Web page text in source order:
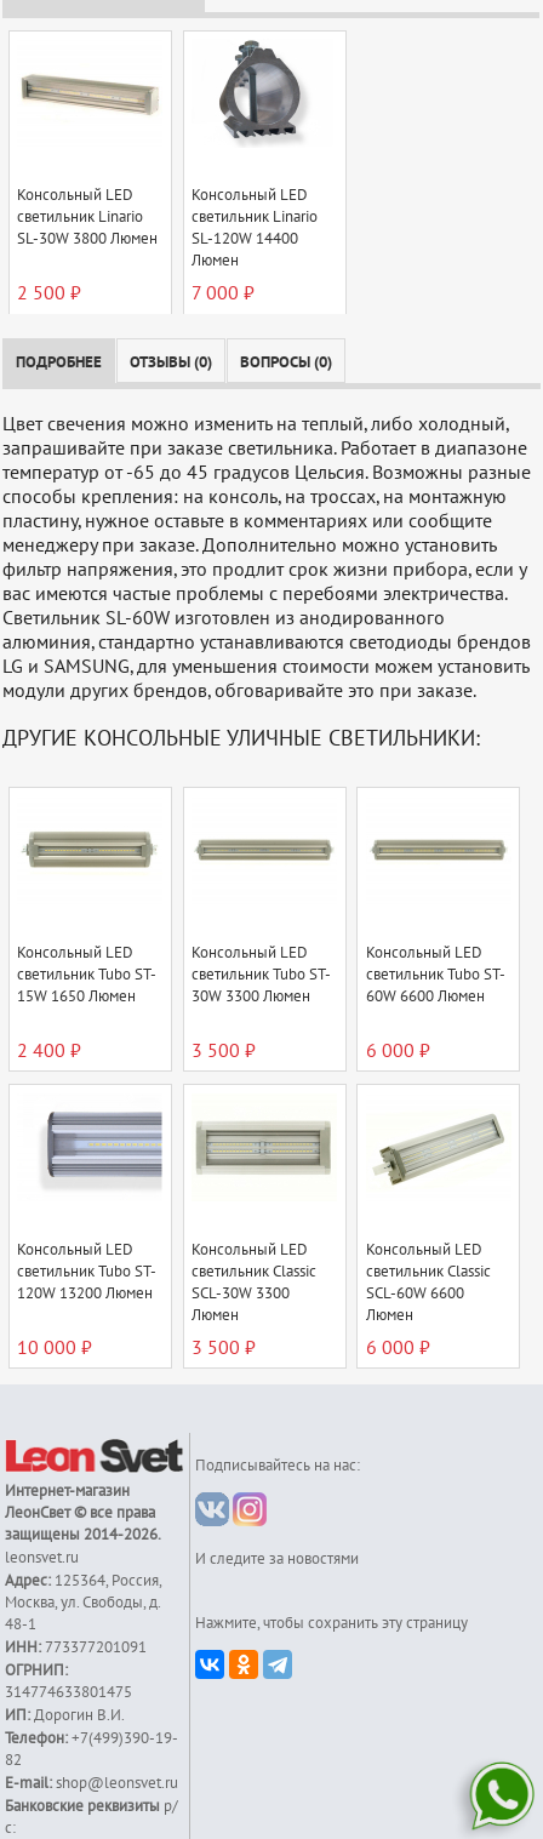
Консольный LED
светильник Linario
SL-30W 3800 Люмен
2 500 ₽
Консольный LED
светильник Linario
SL-120W 14400
Люмен
7 000 ₽
ПОДРОБНЕЕ ОТЗЫВЫ (0) ВОПРОСЫ (0)
Цвет свечения можно изменить на теплый, либо холодный,
запрашивайте при заказе светильника. Работает в диапазоне
температур от -65 до 45 градусов Цельсия. Возможны разные
способы крепления: на консоль, на троссах, на монтажную
пластину, нужное оставьте в комментариях или сообщите
менеджеру при заказе. Дополнительно можно установить
фильтр напряжения, это продлит срок жизни прибора, если у
вас имеются частые проблемы с перебоями электричества.
Светильник SL-60W изготовлен из анодированного
алюминия, стандартно устанавливаются светодиоды брендов
LG и SAMSUNG, для уменьшения стоимости можем установить
модули других брендов, обговаривайте это при заказе.
ДРУГИЕ КОНСОЛЬНЫЕ УЛИЧНЫЕ СВЕТИЛЬНИКИ:
Консольный LED
светильник Tubo ST-
15W 1650 Люмен
2 400 ₽
Консольный LED
светильник Tubo ST-
30W 3300 Люмен
3 500 ₽
Консольный LED
светильник Tubo ST-
60W 6600 Люмен
6 000 ₽
Консольный LED
светильник Tubo ST-
120W 13200 Люмен
10 000 ₽
Консольный LED
светильник Classic
SCL-30W 3300
Люмен
3 500 ₽
Консольный LED
светильник Classic
SCL-60W 6600
Люмен
6 000 ₽
Интернет-магазин
ЛеонСвет© все права
защищены 2014-2026.
leonsvet.ru
Адрес: 125364,Россия,
Москва,ул. Свободы, д.
48-1
ИНН:773377201091
ОГРНИП:
314774633801475
ИП:Дорогин В.И.
Телефон: +7(499)390-19-
82
E-mail: shop@leonsvet.ru
Банковские реквизиты р/
с:
Подписывайтесь на нас:
И следите за новостями
Нажмите, чтобы сохранить эту страницу